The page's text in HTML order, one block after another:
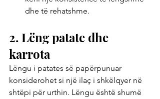
dhe të rehatshme.
2. Lëng patate dhe
karrota
Lëngu i patates së papërpunuar
konsiderohet si një ilaç i shkëlqyer në
shtëpi për urthin. Lëngu është shumë